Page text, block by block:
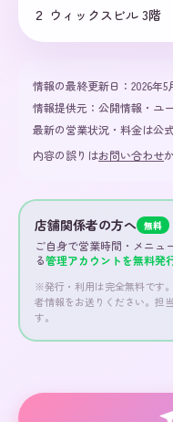
２ ウィックスビル 3階
情報の最終更新日： 2026年5
情報提供元： 公開情報・ユ
最新の営業状況・料金は公
内容の誤りはお問い合わせ
店舗関係者の方へ 無料
ご自身で営業時間・メニュ
る管理アカウントを無料発
※発行・利用は完全無料です
者情報をお送りください。担
す。